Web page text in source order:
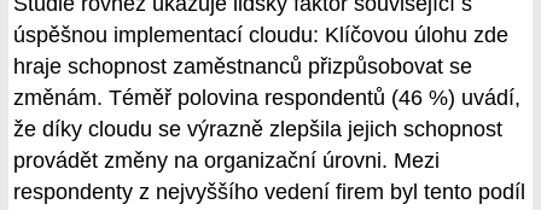
úspěšnou implementací cloudu: Klíčovou úlohu zde
hraje schopnost zaměstnanců přizpůsobovat se
změnám. Téměř polovina respondentů (46 %) uvádí,
že díky cloudu se výrazně zlepšila jejich schopnost
provádět změny na organizační úrovni. Mezi
respondenty z nejvyššího vedení firem byl tento podíl